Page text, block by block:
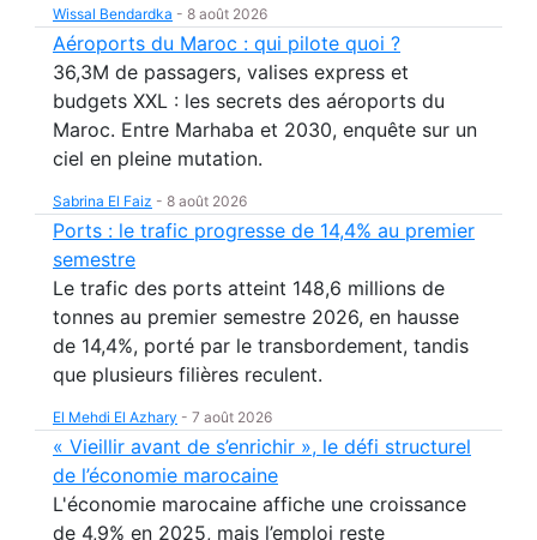
Wissal Bendardka - 8 août 2026
Aéroports du Maroc : qui pilote quoi ?
36,3M de passagers, valises express et
budgets XXL : les secrets des aéroports du
Maroc. Entre Marhaba et 2030, enquête sur un
ciel en pleine mutation.
Sabrina El Faiz - 8 août 2026
Ports : le trafic progresse de 14,4% au premier
semestre
Le trafic des ports atteint 148,6 millions de
tonnes au premier semestre 2026, en hausse
de 14,4%, porté par le transbordement, tandis
que plusieurs filières reculent.
El Mehdi El Azhary - 7 août 2026
« Vieillir avant de s’enrichir », le défi structurel
de l’économie marocaine
L'économie marocaine affiche une croissance
de 4,9% en 2025, mais l’emploi reste